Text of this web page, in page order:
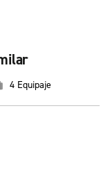
4 Equipaje